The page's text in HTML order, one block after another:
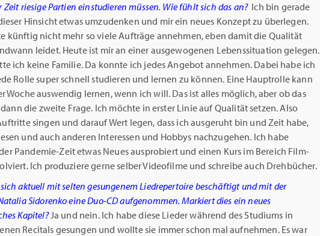
Zeit riesige Partien einstudieren müssen. Wie fühlt sich das an? Ich bin gerade
Hinsicht etwas umzudenken und mir ein neues Konzept zu überlegen.
künftig nicht mehr so viele Aufträge annehmen, eben damit die Qualität
leidet. Heute ist mir an einer ausgewogenen Lebenssituation gelegen.
ich keine Familie. Da konnte ich jedes Angebot annehmen. Dabei habe ich
Rolle super schnell studieren und lernen zu können. Eine Hauptrolle kann
Woche auswendig lernen, wenn ich will. Das ist alles möglich, aber ob das
die zweite Frage. Ich möchte in erster Linie auf Qualität setzen. Also
singen und darauf Wert legen, dass ich ausgeruht bin und Zeit habe,
und auch anderen Interessen und Hobbys nachzugehen. Ich habe
Pandemie-Zeit etwas Neues ausprobiert und einen Kurs im Bereich Film-
Ich produziere gerne selber Videofilme und schreibe auch Drehbücher.
aktuell mit selten gesungenem Liedrepertoire beschäftigt und mit der
Sidorenko eine Duo-CD aufgenommen. Markiert dies ein neues
Kapitel?Ja und nein. Ich habe diese Lieder während des Studiums in
Recitals gesungen und wollte sie immer schon mal aufnehmen. Es war